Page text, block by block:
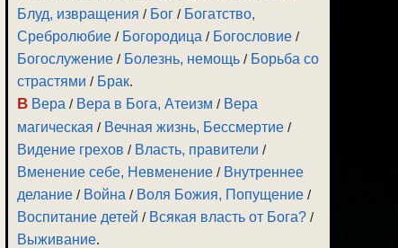
Блуд, извращения / Бог / Богатство,
Сребролюбие / Богородица / Богословие /
Богослужение / Болезнь, немощь / Борьба со
страстями / Брак.
В Вера / Вера в Бога, Атеизм / Вера
магическая / Вечная жизнь, Бессмертие /
Видение грехов / Власть, правители /
Вменение себе, Невменение / Внутреннее
делание / Война / Воля Божия, Попущение /
Воспитание детей / Всякая власть от Бога? /
Выживание.